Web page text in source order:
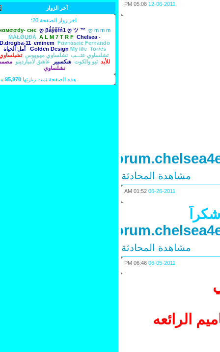
12-06-2011
05:08 PM
http://
مشاهدة المحادثة
06-26-2011
01:52 AM
http://
مشاهدة المحادثة
06-05-2011
06:46 PM
الرائعه
آخر الزوار
اخر زوار الصفحة 20:
нαмσσdy- cнє ღ βǻŷệřń1 ღ ツ ™ ღ m m m
ḾẮŁǾЏĐẮ A L M 7 T R F Chelsea -
D.drogba-11 eminem Fαитαѕтic Fernando
Torres‏
Golden Design My life
أمل الحياة
تشلساوي عتـــب تشلساوي مهوووس تشيلساوي
ثيو والكوت شكسبير عاشق لامباردينو مصمم
تشلساوي
هذه الصفحة تمت زيارتها95,970مرة